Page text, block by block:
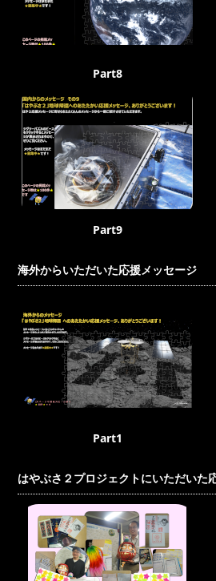
Part8
Part9
海外からいただいた応援メッセージ
Part1
はやぶさ２プロジェクトにいただいた